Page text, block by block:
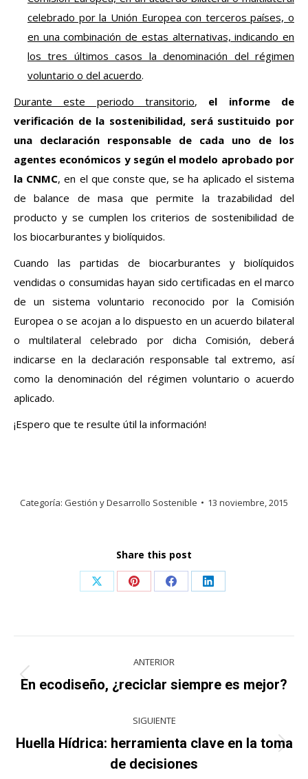
celebrado por la Unión Europea con terceros países, o
en una combinación de estas alternativas, indicando en
los tres últimos casos la denominación del régimen
voluntario o del acuerdo.
Durante este periodo transitorio, el informe de
verificación de la sostenibilidad, será sustituido por
una declaración responsable de cada uno de los
agentes económicos y según el modelo aprobado por
la CNMC, en el que conste que, se ha aplicado el sistema
de balance de masa que permite la trazabilidad del
producto y se cumplen los criterios de sostenibilidad de
los biocarburantes y biolíquidos.
Cuando las partidas de biocarburantes y biolíquidos
vendidas o consumidas hayan sido certificadas en el marco
de un sistema voluntario reconocido por la Comisión
Europea o se acojan a lo dispuesto en un acuerdo bilateral
o multilateral celebrado por dicha Comisión, deberá
indicarse en la declaración responsable tal extremo, así
como la denominación del régimen voluntario o acuerdo
aplicado.
¡Espero que te resulte útil la información!
Categoría: Gestión y Desarrollo Sostenible 13 noviembre, 2015
Share this post
Share Share Share Share
entre
publicaciones
ANTERIOR
Publicación
En ecodiseño, ¿reciclar siempre es mejor?
SIGUIENTE
Publicación
siguiente:
Huella Hídrica: herramienta clave en la toma
de decisiones